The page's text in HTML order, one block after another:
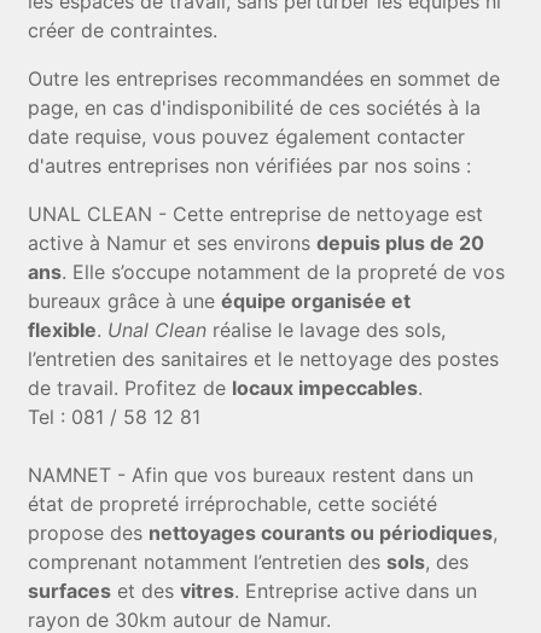
créer de contraintes.
Outre les entreprises recommandées en sommet de
page, en cas d'indisponibilité de ces sociétés à la
date requise, vous pouvez également contacter
d'autres entreprises non vérifiées par nos soins :
UNAL CLEAN - Cette entreprise de nettoyage est
active à Namur et ses environsdepuis plus de 20
ans. Elle s’occupe notamment de la propreté de vos
bureaux grâce à uneéquipe organisée et
flexible. Unal Clean réalise le lavage des sols,
l’entretien des sanitaires et le nettoyage des postes
de travail. Profitez de locaux impeccables.
Tel : 081 / 58 12 81
NAMNET - Afin que vos bureaux restent dans un
état de propreté irréprochable, cette société
propose des nettoyages courants ou périodiques,
comprenant notamment l’entretien dessols, des
surfaces et desvitres. Entreprise active dans un
rayon de 30km autour de Namur.